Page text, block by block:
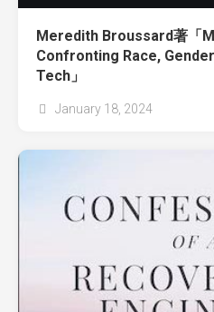
Meredith Broussard著「
Confronting Race,
Tech」
January 18, 2024